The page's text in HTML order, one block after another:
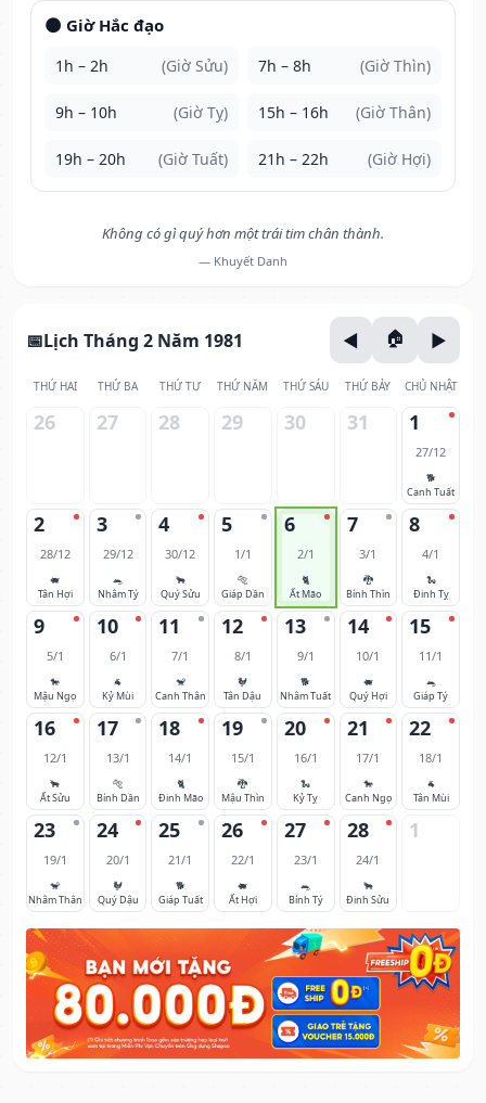
🌑 Giờ Hắc đạo
1h – 2h (Giờ Sửu) 7h – 8h (Giờ Thìn)
9h – 10h (Giờ Tỵ) 15h – 16h (Giờ Thân)
19h – 20h (Giờ Tuất) 21h – 22h (Giờ Hợi)
Không có gì quý hơn một trái tim chân thành.
— Khuyết Danh
Lịch Tháng 2 Năm 1981
THỨ HAI THỨ BA THỨ TƯ THỨ NĂM THỨ SÁU THỨ BẢY CHỦ NHẬT
26 27 28 29 30 31 1
27/12
🐕
Canh Tuất
2
28/12
🐖
Tân Hợi
3
29/12
🐀
Nhâm Tý
4
30/12
🐂
Quý Sửu
5
1/1
🐅
Giáp Dần
6
2/1
🐈
Ất Mão
7
3/1
🐉
Bính Thìn
8
4/1
🐍
Đinh Tỵ
9
5/1
🐎
Mậu Ngọ
10
6/1
🐐
Kỷ Mùi
11
7/1
🐒
Canh Thân
12
8/1
🐓
Tân Dậu
13
9/1
🐕
Nhâm Tuất
14
10/1
🐖
Quý Hợi
15
11/1
🐀
Giáp Tý
16
12/1
🐂
Ất Sửu
17
13/1
🐅
Bính Dần
18
14/1
🐈
Đinh Mão
19
15/1
🐉
Mậu Thìn
20
16/1
🐍
Kỷ Tỵ
21
17/1
🐎
Canh Ngọ
22
18/1
🐐
Tân Mùi
23
19/1
🐒
Nhâm Thân
24
20/1
🐓
Quý Dậu
25
21/1
🐕
Giáp Tuất
26
22/1
🐖
Ất Hợi
27
23/1
🐀
Bính Tý
28
24/1
🐂
Đinh Sửu
1